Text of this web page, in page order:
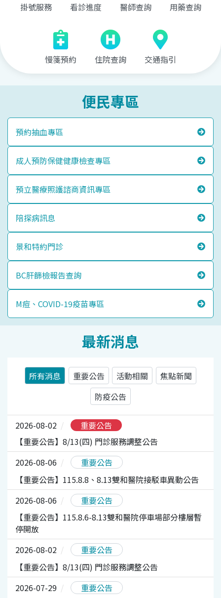
掛號服務 看診進度 醫師查詢 用藥查詢
慢箋預約 住院查詢 交通指引
便民專區
預約抽血專區
成人預防保健健康檢查專區
預立醫療照護諮商資訊專區
陪探病訊息
景和特約門診
BC肝篩檢報告查詢
M痘、COVID-19疫苗專區
最新消息
所有消息 重要公告 活動相關
焦點新聞
防疫公告
2026-08-02
重要公告
【重要公告】8/13(四) 門診服務調整公告
2026-08-06
重要公告
【重要公告】115.8.8、8.13雙和醫院接駁車異動公告
2026-08-06
重要公告
【重要公告】115.8.6-8.13雙和醫院停車場部分樓層暫
停開放
2026-08-02
重要公告
【重要公告】8/13(四) 門診服務調整公告
2026-07-29
重要公告